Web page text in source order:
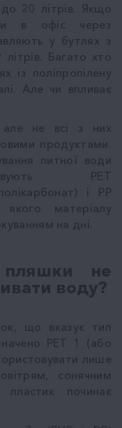
20 літрів. Якщо
в офіс через
у бутлях з
Багато хто
із поліпропілену
Але чи впливає
але не всі з них
продуктами.
питної води
PET
і PP
якого матеріалу
на дні.
пляшки не
воду?
що вказує тип
PET 1 (або
лише
сонячним
починає